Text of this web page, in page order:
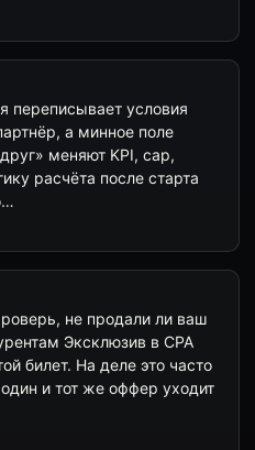
переписывает условия
а минное поле
меняют KPI, cap,
расчёта после старта
не продали ли ваш
Эксклюзив в CPA
билет. На деле это часто
и тот же оффер уходит